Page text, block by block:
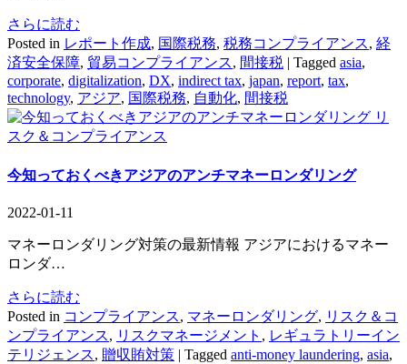
さらに読む
Posted in レポート作成, 国際税務, 税務コンプライアンス, 経
済安全保障, 貿易コンプライアンス, 間接税 Tagged asia,
corporate, digitalization, DX, indirect tax, japan, report, tax,
technology, アジア, 国際税務, 自動化, 間接税
リ
スク＆コンプライアンス
今知っておくべきアジアのアンチマネーロンダリング
2022-01-11
マネーロンダリング対策の最新情報 アジアにおけるマネー
ロンダ…
さらに読む
Posted in コンプライアンス, マネーロンダリング, リスク＆コ
ンプライアンス, リスクマネージメント , レギュラトリーイン
テリジェンス, 贈収賄対策 | Tagged anti-money laundering, asia,